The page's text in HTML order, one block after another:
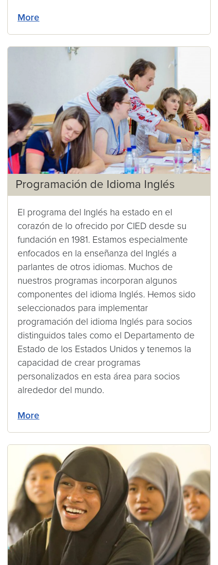
More
Programación de Idioma Inglés
El programa del Inglés ha estado en el
corazón de lo ofrecido por CIED desde su
fundación en 1981. Estamos especialmente
enfocados en la enseñanza del Inglés a
parlantes de otros idiomas. Muchos de
nuestros programas incorporan algunos
componentes del idioma Inglés. Hemos sido
seleccionados para implementar
programación del idioma Inglés para socios
distinguidos tales como el Departamento de
Estado de los Estados Unidos y tenemos la
capacidad de crear programas
personalizados en esta área para socios
alrededor del mundo.
More